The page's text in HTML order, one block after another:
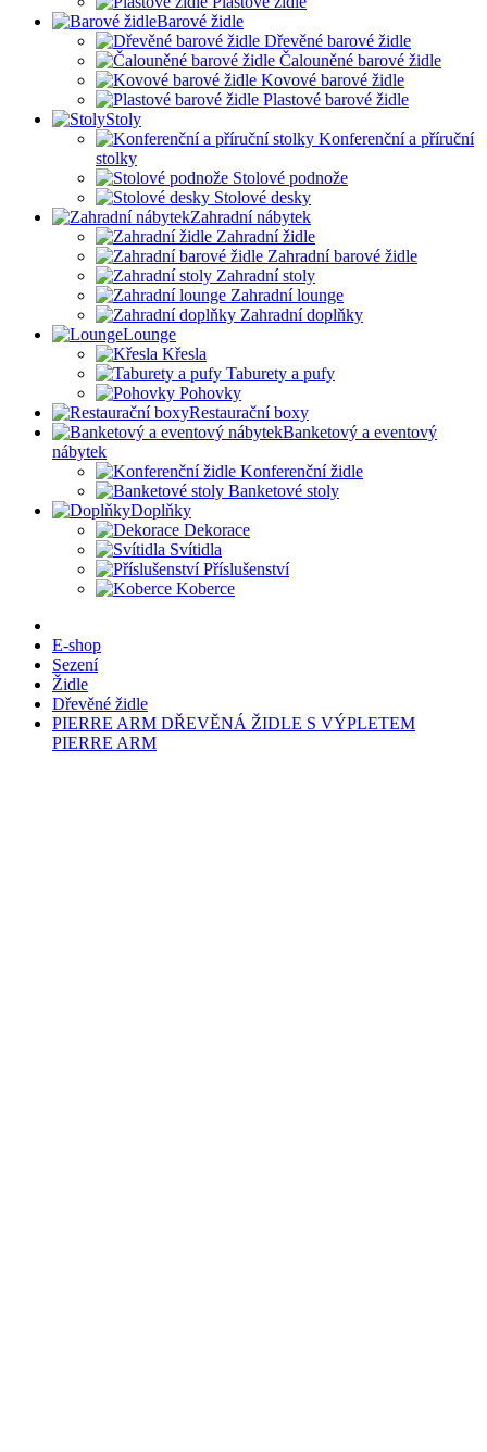
Barové židle
Dřevěné barové židle
Čalouněné barové židle
Kovové barové židle
Plastové barové židle
Stoly
Konferenční a příruční
stolky
Stolové podnože
Stolové desky
Zahradní nábytek
Zahradní židle
Zahradní barové židle
Zahradní stoly
Zahradní lounge
Zahradní doplňky
Lounge
Křesla
Taburety a pufy
Pohovky
Restaurační boxy
Banketový a eventový
nábytek
Konferenční židle
Banketové stoly
Doplňky
Dekorace
Svítidla
Příslušenství
Koberce
E-shop
Sezení
Židle
Dřevěné židle
PIERRE ARM DŘEVĚNÁ ŽIDLE S VÝPLETEM
PIERRE ARM